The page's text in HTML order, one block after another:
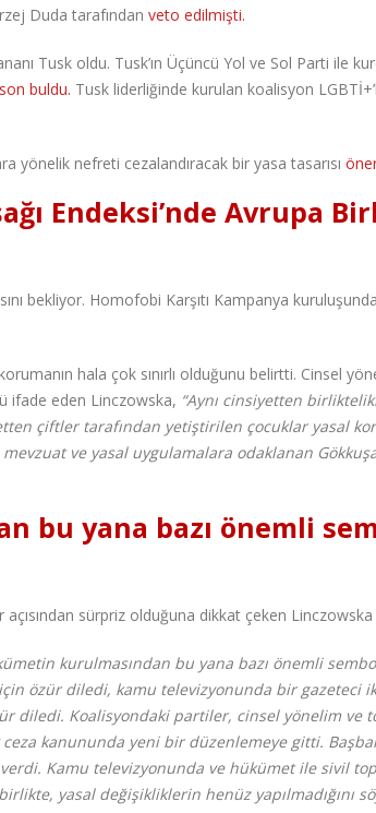
Duda tarafından veto edilmişti.
Tusk oldu. Tusk’ın Üçüncü Yol ve Sol Parti ile
son buldu. Tusk liderliğinde kurulan koalisyon
yönelik nefreti cezalandıracak bir yasa tasarısı
Endeksi’nde Avrupa
bekliyor. Homofobi Karşıtı Kampanya
hala çok sınırlı olduğunu belirtti. Cinsel
ifade eden Linczowska, “Aynı cinsiyetten
çiftler tarafından yetiştirilen çocuklar yasal
ve yasal uygulamalara odaklanan
bu yana bazı önemli
sürpriz olduğuna dikkat çeken Linczowska
kurulmasından bu yana bazı önemli
özür diledi, kamu televizyonunda bir gazeteci
diledi. Koalisyondaki partiler, cinsel yönelim ve
kanununda yeni bir düzenlemeye gitti.
verdi. Kamu televizyonunda ve hükümet ile sivil
yasal değişikliklerin henüz yapılmadığını